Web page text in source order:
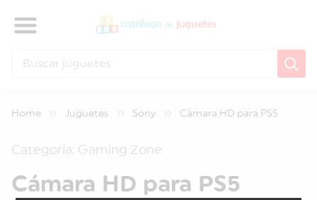
Home Juguetes Sony Cámara HD para PS5
Categoría: Gaming Zone
Cámara HD para PS5